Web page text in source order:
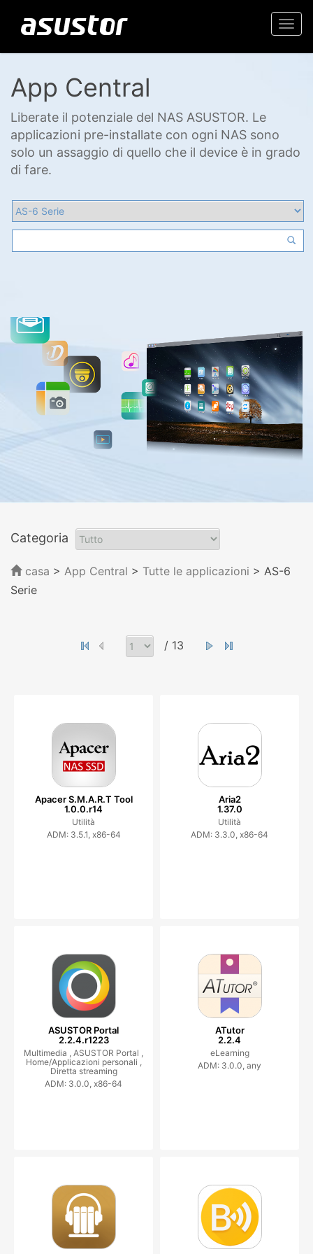
App Central
Liberate il potenziale del NAS ASUSTOR. Le
applicazioni pre-installate con ogni NAS sono
solo un assaggio di quello che il device è in grado
di fare.
Categoria
casa > App Central > Tutte le applicazioni > AS-6
Serie
/ 13
Apacer S.M.A.R.T Tool
1.0.0.r14
Utilità
ADM: 3.5.1, x86-64
Aria2
1.37.0
Utilità
ADM: 3.3.0, x86-64
ASUSTOR Portal
2.2.4.r1223
Multimedia , ASUSTOR Portal ,
Home/Applicazioni personali ,
Diretta streaming
ADM: 3.0.0, x86-64
ATutor
2.2.4
eLearning
ADM: 3.0.0, any